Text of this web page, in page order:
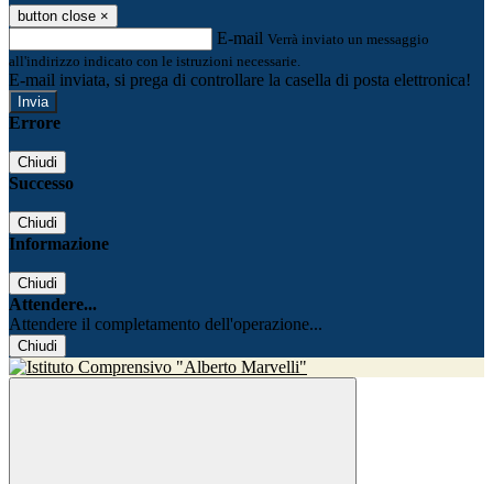
button close ×
E-mail Verrà inviato un messaggio
all'indirizzo indicato con le istruzioni necessarie.
E-mail inviata, si prega di controllare la casella di posta elettronica!
Errore
Chiudi
Successo
Chiudi
Informazione
Chiudi
Attendere...
Attendere il completamento dell'operazione...
Chiudi